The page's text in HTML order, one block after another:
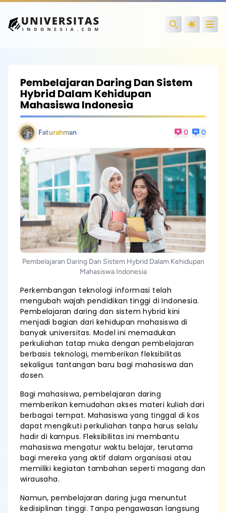
Search
Pembelajaran Daring Dan Sistem
Hybrid Dalam Kehidupan
Mahasiswa Indonesia
Faturahman 0 0
Pembelajaran Daring Dan Sistem Hybrid Dalam Kehidupan
Mahasiswa Indonesia
Perkembangan teknologi informasi telah
mengubah wajah pendidikan tinggi di Indonesia.
Pembelajaran daring dan sistem hybrid kini
menjadi bagian dari kehidupan mahasiswa di
banyak universitas. Model ini memadukan
perkuliahan tatap muka dengan pembelajaran
berbasis teknologi, memberikan fleksibilitas
sekaligus tantangan baru bagi mahasiswa dan
dosen.
Bagi mahasiswa, pembelajaran daring
memberikan kemudahan akses materi kuliah dari
berbagai tempat. Mahasiswa yang tinggal di kos
dapat mengikuti perkuliahan tanpa harus selalu
hadir di kampus. Fleksibilitas ini membantu
mahasiswa mengatur waktu belajar, terutama
bagi mereka yang aktif dalam organisasi atau
memiliki kegiatan tambahan seperti magang dan
wirausaha.
Namun, pembelajaran daring juga menuntut
kedisiplinan tinggi. Tanpa pengawasan langsung